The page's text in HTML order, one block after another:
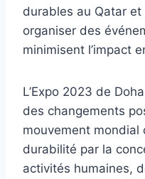
durables au Qatar
organiser des
minimisent l’impact
L’Expo 2023 de
des changements
mouvement mondial
durabilité par la
activités humaines,